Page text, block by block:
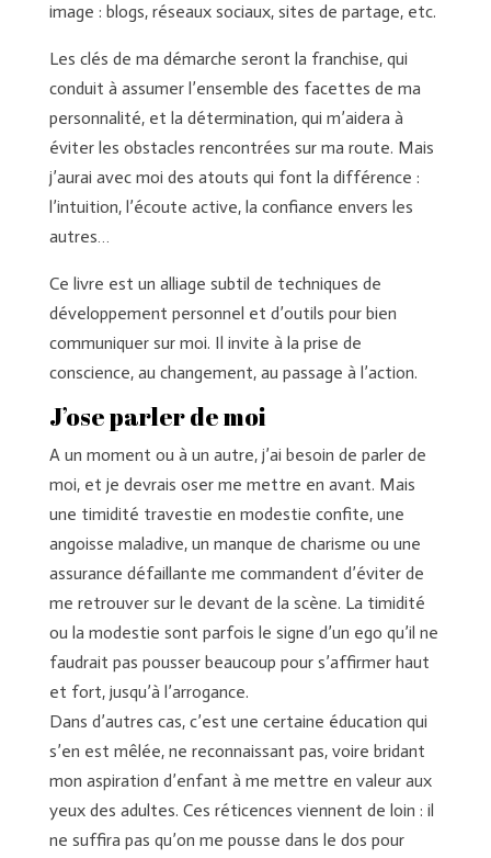
image : blogs, réseaux sociaux, sites de partage, etc.
Les clés de ma démarche seront la franchise, qui
conduit à assumer l’ensemble des facettes de ma
personnalité, et la détermination, qui m’aidera à
éviter les obstacles rencontrées sur ma route. Mais
j’aurai avec moi des atouts qui font la différence :
l’intuition, l’écoute active, la confiance envers les
autres…
Ce livre est un alliage subtil de techniques de
développement personnel et d’outils pour bien
communiquer sur moi. Il invite à la prise de
conscience, au changement, au passage à l’action.
J’ose parler de moi
A un moment ou à un autre, j’ai besoin de parler de
moi, et je devrais oser me mettre en avant. Mais
une timidité travestie en modestie confite, une
angoisse maladive, un manque de charisme ou une
assurance défaillante me commandent d’éviter de
me retrouver sur le devant de la scène. La timidité
ou la modestie sont parfois le signe d’un ego qu’il ne
faudrait pas pousser beaucoup pour s’affirmer haut
et fort, jusqu’à l’arrogance.
Dans d’autres cas, c’est une certaine éducation qui
s’en est mêlée, ne reconnaissant pas, voire bridant
mon aspiration d’enfant à me mettre en valeur aux
yeux des adultes. Ces réticences viennent de loin : il
ne suffira pas qu’on me pousse dans le dos pour